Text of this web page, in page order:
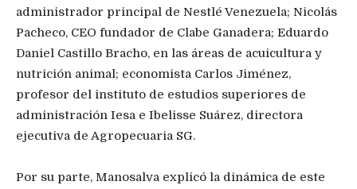
administrador principal de Nestlé Venezuela; Nicolás
Pacheco, CEO fundador de Clabe Ganadera; Eduardo
Daniel Castillo Bracho, en las áreas de acuicultura y
nutrición animal; economista Carlos Jiménez,
profesor del instituto de estudios superiores de
administración Iesa e Ibelisse Suárez, directora
ejecutiva de Agropecuaria SG.
Por su parte, Manosalva explicó la dinámica de este